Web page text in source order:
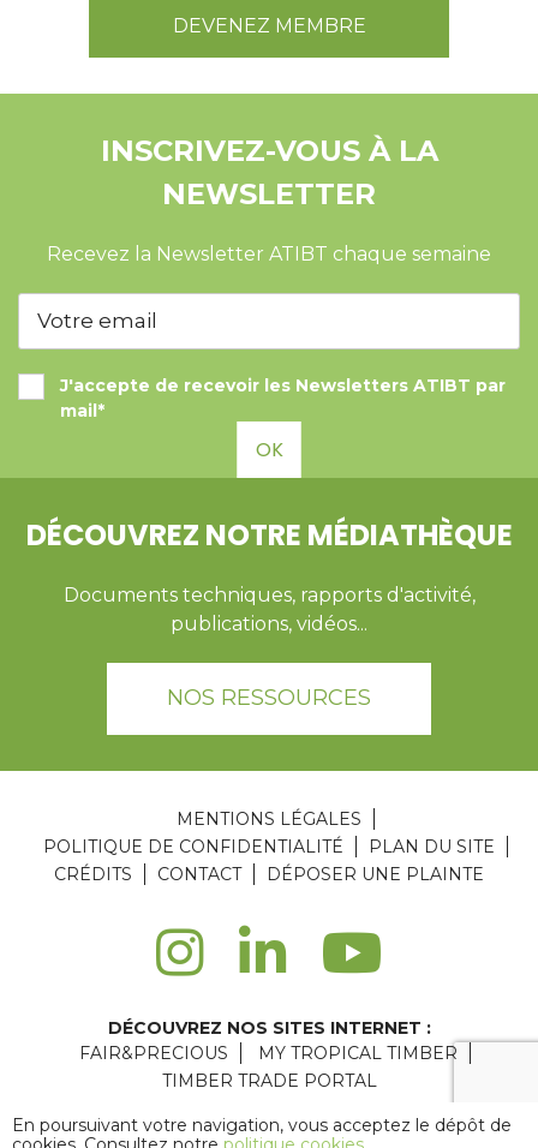
DEVENEZ MEMBRE
INSCRIVEZ-VOUS À LA
NEWSLETTER
Recevez la Newsletter ATIBT chaque semaine
J'accepte de recevoir les Newsletters ATIBT par
mail*
OK
DÉCOUVREZ NOTRE MÉDIATHÈQUE
Documents techniques, rapports d'activité,
publications, vidéos...
NOS RESSOURCES
MENTIONS LÉGALES
POLITIQUE DE CONFIDENTIALITÉ
PLAN DU SITE
CRÉDITS
CONTACT DÉPOSER UNE PLAINTE
DÉCOUVREZ NOS SITES INTERNET :
FAIR&PRECIOUS
MY TROPICAL TIMBER
TIMBER TRADE PORTAL
En poursuivant votre navigation, vous acceptez le dépôt de